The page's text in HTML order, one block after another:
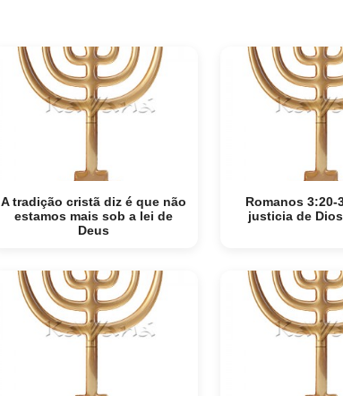
A tradição cristã diz é que não
estamos mais sob a lei de
Deus
Romanos
justicia de